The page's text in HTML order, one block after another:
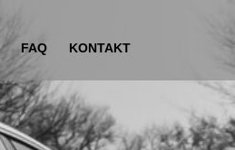
FAQ KONTAKT